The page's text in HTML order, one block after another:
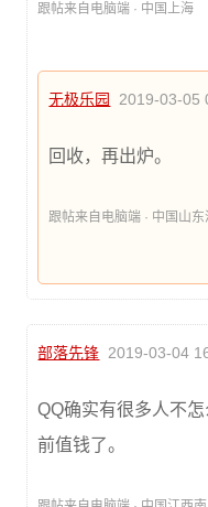
跟帖来自电脑端 · 中国上海
无极乐园 2019-03-05
回收，再出炉。
跟帖来自电脑端 · 中国山东
部落先锋 2019-03-04
QQ确实有很多人不
前值钱了。